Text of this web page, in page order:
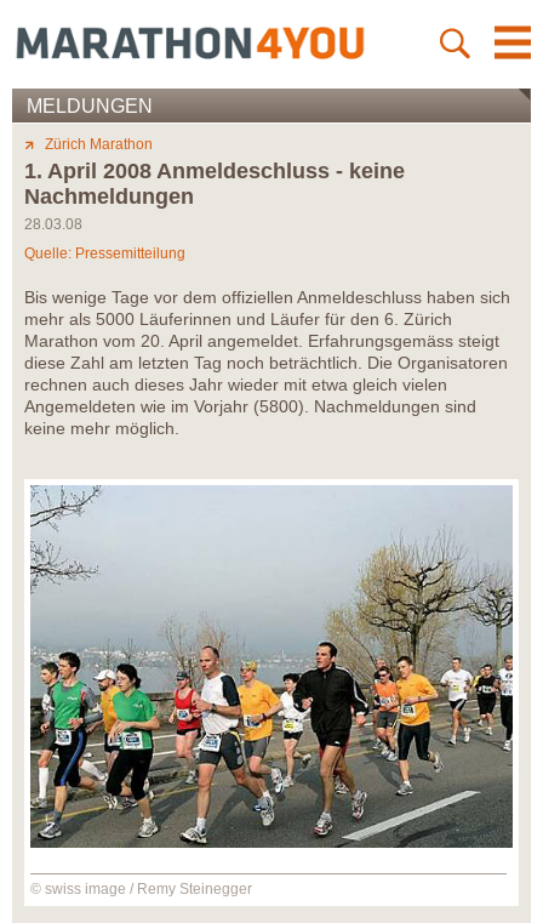
MELDUNGEN
Zürich Marathon
1. April 2008 Anmeldeschluss - keine
Nachmeldungen
28.03.08
Quelle: Pressemitteilung
Bis wenige Tage vor dem offiziellen Anmeldeschluss haben sich
mehr als 5000 Läuferinnen und Läufer für den 6. Zürich
Marathon vom 20. April angemeldet. Erfahrungsgemäss steigt
diese Zahl am letzten Tag noch beträchtlich. Die Organisatoren
rechnen auch dieses Jahr wieder mit etwa gleich vielen
Angemeldeten wie im Vorjahr (5800). Nachmeldungen sind
keine mehr möglich.
© swiss image / Remy Steinegger